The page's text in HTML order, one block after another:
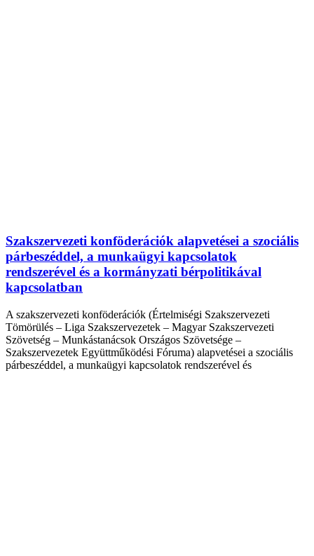
Szakszervezeti konföderációk alapvetései a szociális
párbeszéddel, a munkaügyi kapcsolatok
rendszerével és a kormányzati bérpolitikával
kapcsolatban
A szakszervezeti konföderációk (Értelmiségi Szakszervezeti
Tömörülés – Liga Szakszervezetek – Magyar Szakszervezeti
Szövetség – Munkástanácsok Országos Szövetsége –
Szakszervezetek Együttműködési Fóruma) alapvetései a szociális
párbeszéddel, a munkaügyi kapcsolatok rendszerével és